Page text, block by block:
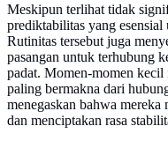
Meskipun terlihat tidak
prediktabilitas yang
Rutinitas tersebut juga
pasangan untuk terhubung
padat. Momen-momen
paling bermakna dari
menegaskan bahwa
dan menciptakan rasa